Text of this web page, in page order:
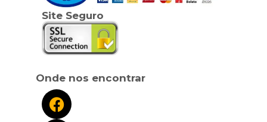
Site Seguro
Onde nos encontrar